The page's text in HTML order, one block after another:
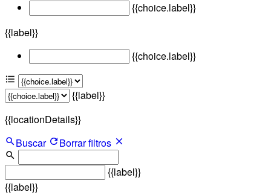
{{choice.label}}
{{label}}
{{choice.label}}
{{label}}
{{locationDetails}}
Buscar
Borrar filtros
{{label}}
{{label}}